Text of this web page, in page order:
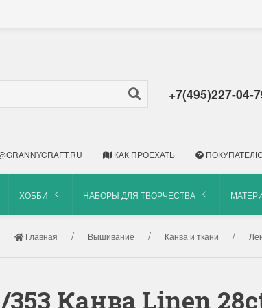
+7(495)227-04-
КАК ПРОЕХАТЬ
ХОББИ НАБОРЫ ДЛЯ ТВОРЧЕСТВА
Главная Вышивание Канва и ткани
Канва Linen